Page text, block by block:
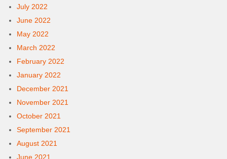
July 2022
June 2022
May 2022
March 2022
February 2022
January 2022
December 2021
November 2021
October 2021
September 2021
August 2021
June 2021